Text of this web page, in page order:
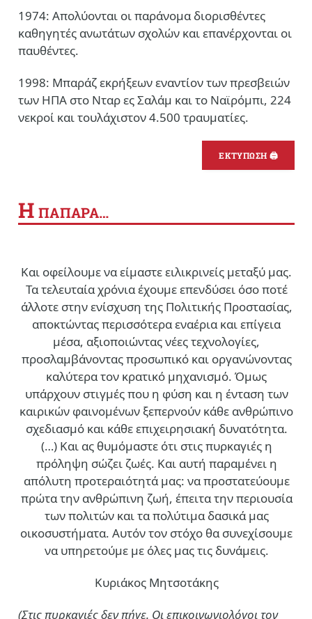
1974: Απολύονται οι παράνομα διορισθέντες
καθηγητές ανωτάτων σχολών και επανέρχονται οι
παυθέντες.
1998: Μπαράζ εκρήξεων εναντίον των πρεσβειών
των ΗΠΑ στο Νταρ ες Σαλάμ και το Ναϊρόμπι, 224
νεκροί και τουλάχιστον 4.500 τραυματίες.
ΕΚΤΥΠΩΣΗ 🖨
Η ΠΑΠΑΡΑ…
Και οφείλουμε να είμαστε ειλικρινείς μεταξύ μας.
Τα τελευταία χρόνια έχουμε επενδύσει όσο ποτέ
άλλοτε στην ενίσχυση της Πολιτικής Προστασίας,
αποκτώντας περισσότερα εναέρια και επίγεια
μέσα, αξιοποιώντας νέες τεχνολογίες,
προσλαμβάνοντας προσωπικό και οργανώνοντας
καλύτερα τον κρατικό μηχανισμό. Όμως
υπάρχουν στιγμές που η φύση και η ένταση των
καιρικών φαινομένων ξεπερνούν κάθε ανθρώπινο
σχεδιασμό και κάθε επιχειρησιακή δυνατότητα.
(…) Και ας θυμόμαστε ότι στις πυρκαγιές η
πρόληψη σώζει ζωές. Και αυτή παραμένει η
απόλυτη προτεραιότητά μας: να προστατεύουμε
πρώτα την ανθρώπινη ζωή, έπειτα την περιουσία
των πολιτών και τα πολύτιμα δασικά μας
οικοσυστήματα. Αυτόν τον στόχο θα συνεχίσουμε
να υπηρετούμε με όλες μας τις δυνάμεις.
Κυριάκος Μητσοτάκης
(Στις πυρκαγιές δεν πήγε. Οι επικοινωνιολόγοι τον